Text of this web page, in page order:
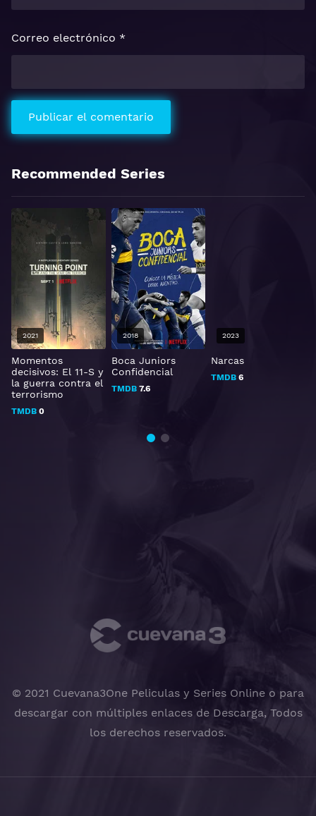
Correo electrónico *
Recommended Series
Momentos
decisivos: El 11-S y
la guerra contra el
terrorismo
TMDB 0
2021
Boca Juniors
Confidencial
TMDB7.6
2018
Narcas
TMDB6
2023
© 2021 Cuevana3One Peliculas y Series Online o para
descargar con múltiples enlaces de Descarga, Todos
los derechos reservados.